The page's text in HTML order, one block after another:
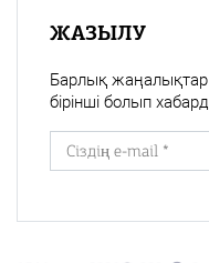
ЖАЗЫЛУ
Барлық жаңалықтар
бірінші болып